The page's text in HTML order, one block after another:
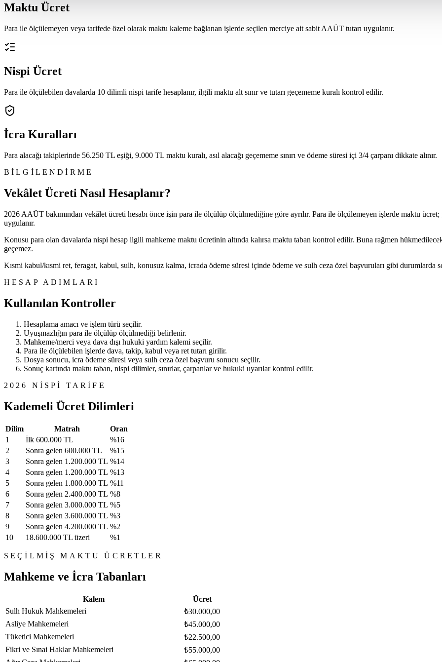
Maktu Ücret
Para ile ölçülemeyen veya tarifede özel olarak maktu kaleme bağlanan işlerde seçilen merciye ait sabit AAÜT tutarı uygulanır.
Nispi Ücret
Para ile ölçülebilen davalarda 10 dilimli nispi tarife hesaplanır, ilgili maktu alt sınır ve tutarı geçememe kuralı kontrol edilir.
İcra Kuralları
Para alacağı takiplerinde 56.250 TL eşiği, 9.000 TL maktu kuralı, asıl alacağı geçememe sınırı ve ödeme süresi içi 3/4 çarpanı dikkate alınır.
BILGILENDIRME
Vekâlet Ücreti Nasıl Hesaplanır?
2026 AAÜT bakımından vekâlet ücreti hesabı önce işin para ile ölçülüp ölçülmediğine göre ayrılır. Para ile ölçülemeyen işlerde maktu
uygulanır.
Konusu para olan davalarda nispi hesap ilgili mahkeme maktu ücretinin altında kalırsa maktu taban kontrol edilir. Buna rağmen
geçemez.
Kısmi kabul/kısmi ret, feragat, kabul, sulh, konusuz kalma, icrada ödeme süresi içinde ödeme ve sulh ceza özel başvuruları gibi durumlarda
HESAP ADIMLARI
Kullanılan Kontroller
Hesaplama amacı ve işlem türü seçilir.
Uyuşmazlığın para ile ölçülüp ölçülmediği belirlenir.
Mahkeme/merci veya dava dışı hukuki yardım kalemi seçilir.
Para ile ölçülebilen işlerde dava, takip, kabul veya ret tutarı girilir.
Dosya sonucu, icra ödeme süresi veya sulh ceza özel başvuru sonucu seçilir.
Sonuç kartında maktu taban, nispi dilimler, sınırlar, çarpanlar ve hukuki uyarılar kontrol edilir.
2026 NISPI TARIFE
Kademeli Ücret Dilimleri
Dilim Matrah
Oran
1
İlk 600.000 TL
%16
2
Sonra gelen 600.000 TL
%15
3
Sonra gelen 1.200.000 TL %14
4
Sonra gelen 1.200.000 TL %13
5
Sonra gelen 1.800.000 TL %11
6
Sonra gelen 2.400.000 TL %8
7
Sonra gelen 3.000.000 TL %5
8
Sonra gelen 3.600.000 TL %3
9
Sonra gelen 4.200.000 TL %2
10
18.600.000 TL üzeri %1
SEÇILMIŞ MAKTU ÜCRETLER
Mahkeme ve İcra Tabanları
Kalem
Ücret
Sulh Hukuk Mahkemeleri
₺30.000,00
Asliye Mahkemeleri
₺45.000,00
Tüketici Mahkemeleri
₺22.500,00
Fikri ve Sınai Haklar Mahkemeleri
₺55.000,00